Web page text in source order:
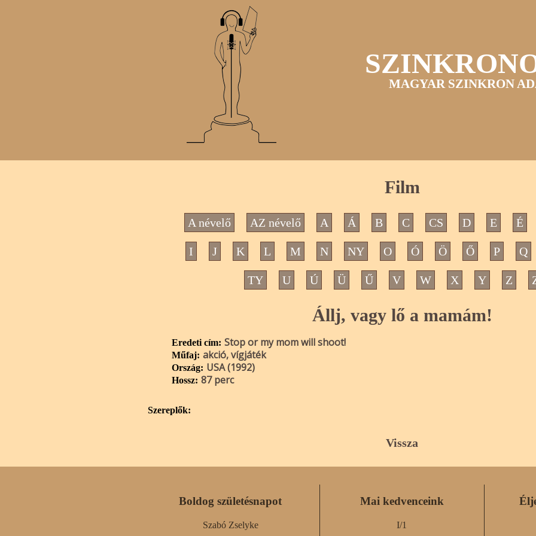
MAGYAR SZINKRON
Film
A névelő AZ névelő A Á B C CS D E É
I J K L M N NY O Ó Ö Ő P Q
TY U Ú Ü Ű V W X Y Z
Állj, vagy lő a mamám!
Eredeti cím: Stop or my mom will shoot!
Műfaj: akció, vígjáték
Ország: USA (1992)
Hossz: 87 perc
Szereplők:
Vissza
Boldog születésnapot
Szabó Zselyke
Mai kedvenceink
I/1